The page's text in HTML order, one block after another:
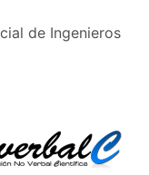
de Ingenieros